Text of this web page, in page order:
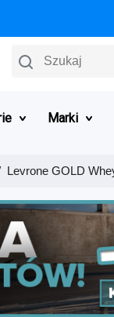
Szukaj
Marki
Levrone GOLD